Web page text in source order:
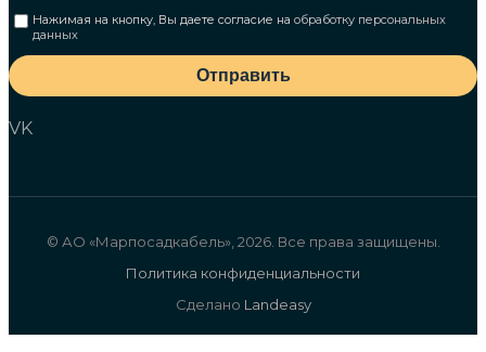
Нажимая на кнопку, Вы даете согласие наобработку персональных
данных
Отправить
VK
© АО «Марпосадкабель», 2026. Все права защищены.
Политика конфиденциальности
Сделано Landeasy